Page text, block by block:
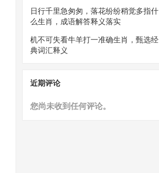
日行千里急匆匆，落花纷纷稍觉多指什
么生肖，成语解答释义落实
机不可失看牛羊打一准确生肖，甄选经
典词汇释义
近期评论
您尚未收到任何评论。